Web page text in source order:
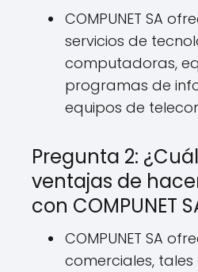
COMPUNET SA
servicios de
computadoras,
programas de
equipos de
Pregunta 2:
ventajas de
con COMPUNET
COMPUNET SA
comerciales,